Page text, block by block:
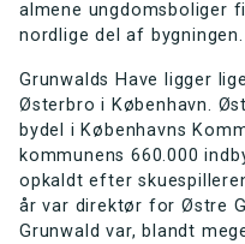
almene ungdomsboliger
nordlige del af bygningen.
Grunwalds Have ligger
Østerbro i København.
bydel i Københavns
kommunens 660.000
opkaldt efter
år var direktør for Østre
Grunwald var, blandt